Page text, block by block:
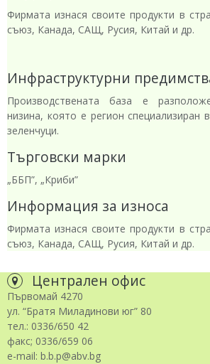
Фирмата изнася своите продукти в
съюз, Канада, САЩ, Русия, Китай и др.
Инфраструктурни
Производствената база е
низина, която е регион специализиран
зеленчуци.
Търговски марки
„ББП”, „Криби”
Информация за износа
Фирмата изнася своите продукти в
съюз, Канада, САЩ, Русия, Китай и др.
Централен офис
Първомай 4270
ул. “Братя Миладинови юг” 80
тел.: 0336/650 42
факс; 0336/659 06
e-mail: b.b.p@abv.bg